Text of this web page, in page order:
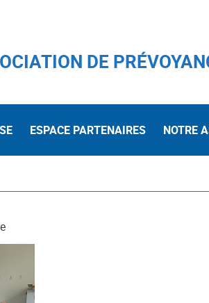
DE
ESPACE PARTENAIRES NOTRE